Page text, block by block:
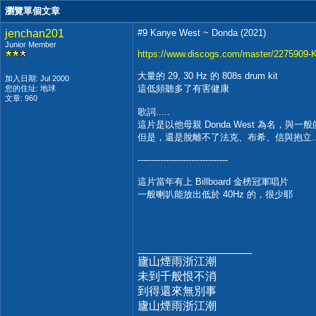
瀏覽單個文章
jenchan201
Junior Member
加入日期: Jul 2000
您的住址: 地球
文章: 960
#9 Kanye West ~ Donda (2021)
https://www.discogs.com/master/2275909-
大量的 29, 30 Hz 的 808s drum kit
這低頻聽多了有害健康
歌詞.....
這片是以他母親 Donda West 為名，與一
但是，還是脫離不了法克、布希、信與抱立
--------------------------------
這片當年有上 Billboard 金榜冠軍唱片
一般喇叭能放出低於 40Hz 的，很少耶
廬山煙雨浙江潮
未到千般恨不消
到得還來無別事
廬山煙雨浙江潮